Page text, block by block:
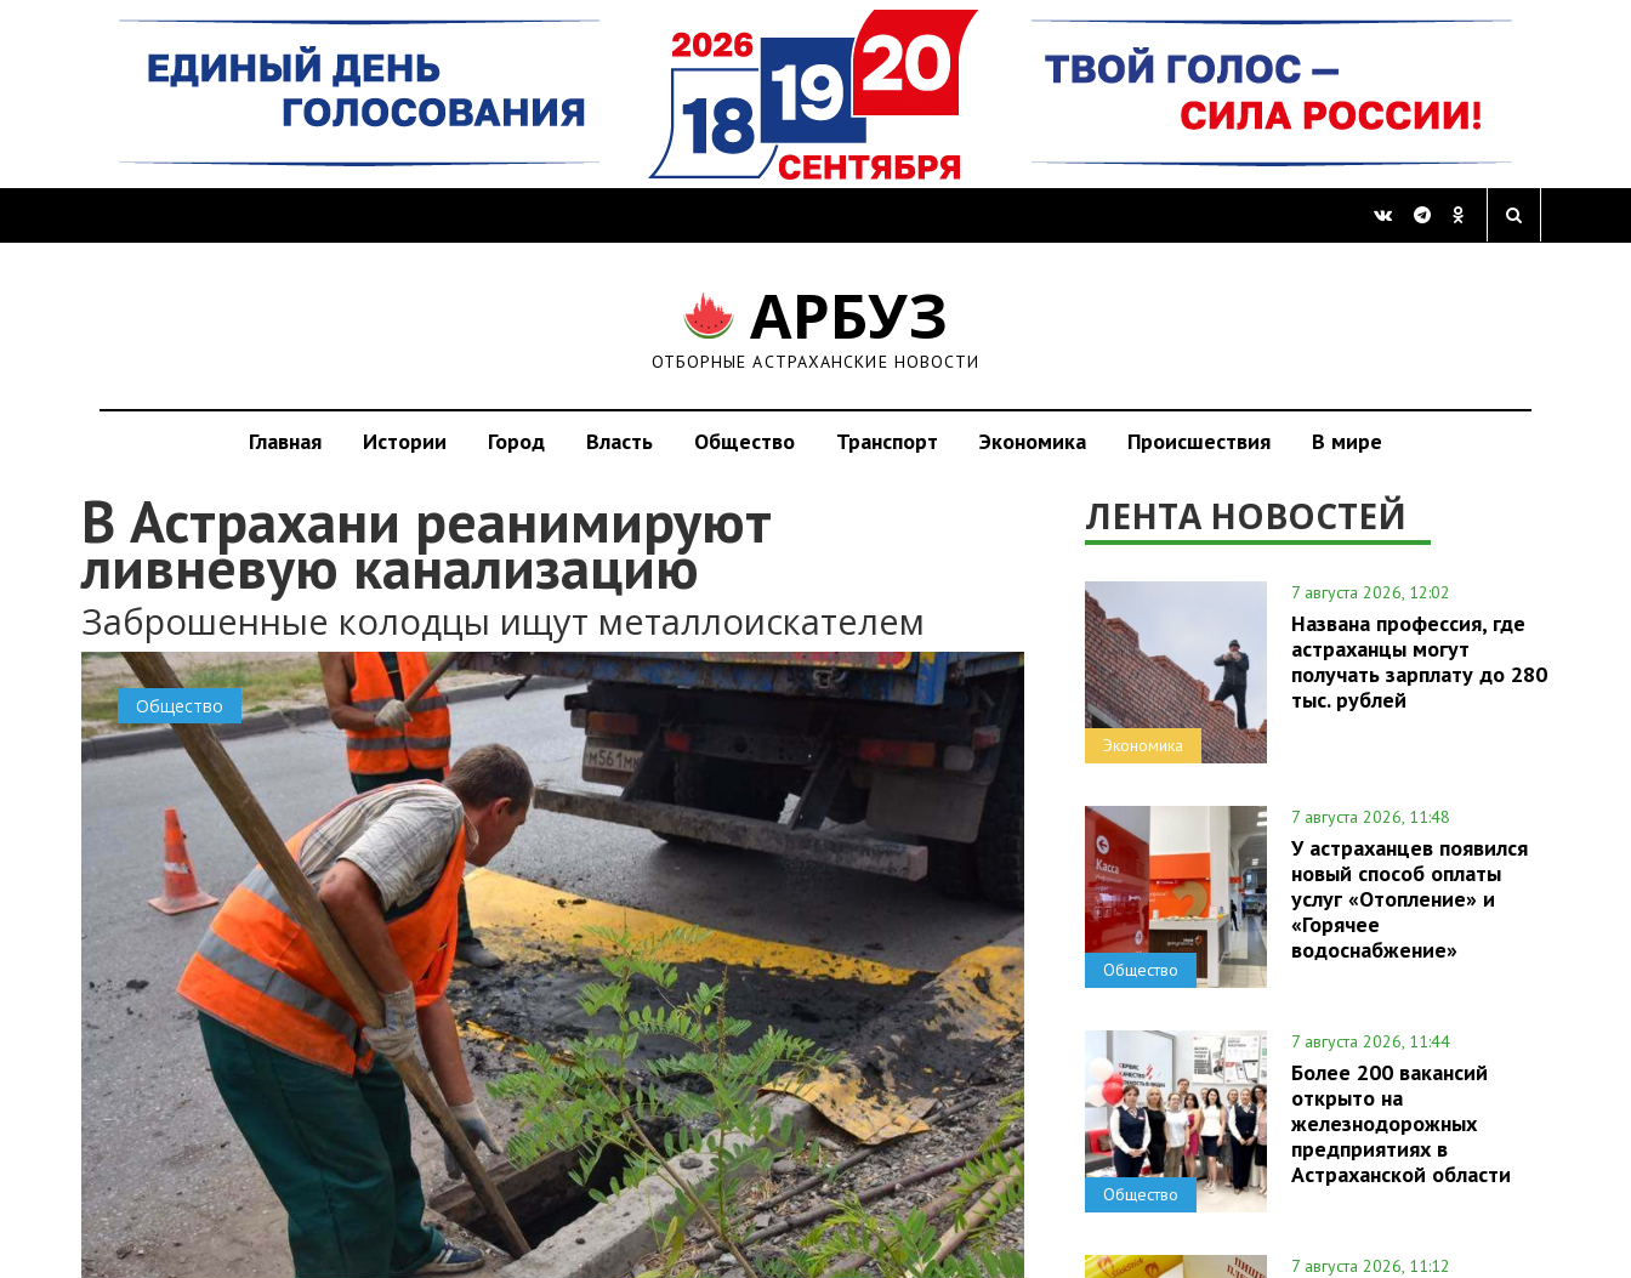
АРБУЗ
ОТБОРНЫЕ АСТРАХАНСКИЕ НОВОСТИ
Главная Истории Город Власть Общество Транспорт Экономика Происшествия В мире
В Астрахани реанимируют
ливневую канализацию
Заброшенные колодцы ищут металлоискателем
0
Общество
ЛЕНТА НОВОСТЕЙ
Экономика
7 августа 2026, 12:02
Названа профессия, где
астраханцы могут
получать зарплату до 280
тыс. рублей
Общество
7 августа 2026, 11:48
У астраханцев появился
новый способ оплаты
услуг «Отопление» и
«Горячее
водоснабжение»
Общество
7 августа 2026, 11:44
Более 200 вакансий
открыто на
железнодорожных
предприятиях в
Астраханской области
7 августа 2026, 11:12